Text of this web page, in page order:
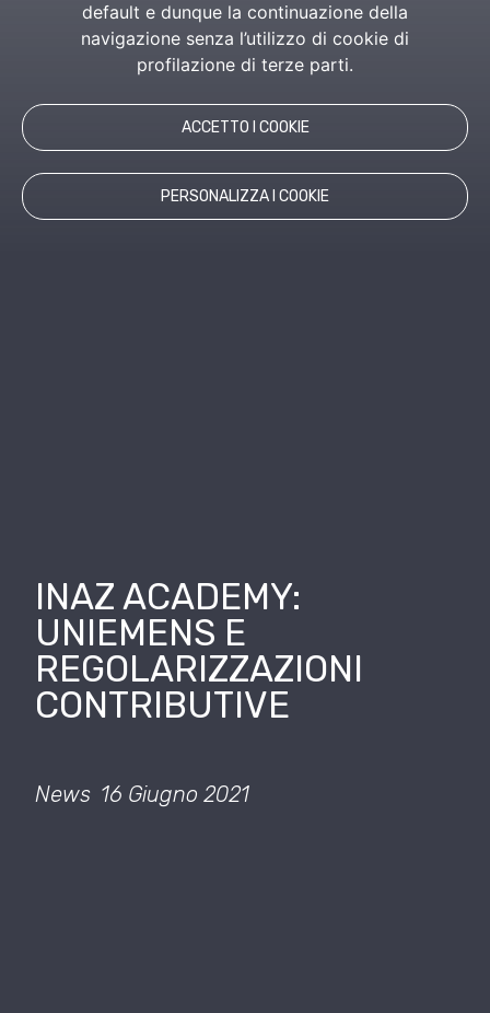
default e dunque la continuazione della
navigazione senza l’utilizzo di cookie di
profilazione di terze parti.
ACCETTO I COOKIE
PERSONALIZZA I COOKIE
INAZ ACADEMY:
UNIEMENS E
REGOLARIZZAZIONI
CONTRIBUTIVE
News 16 Giugno 2021